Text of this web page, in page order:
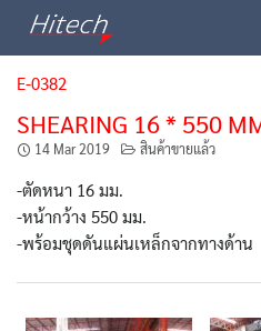
E-0382
SHEARING 16 * 550
14 Mar 2019 สินค้าขายแล้ว
-ตัดหนา 16 มม.
-หน้ากว้าง 550 มม.
-พร้อมชุดดันแผ่นเหล็กจากทางด้าน